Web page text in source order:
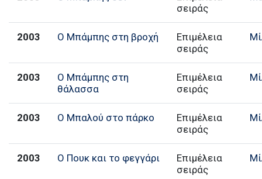
σειράς
2003 Ο Μπάμπης στη βροχή
Επιμέλεια
σειράς
2003
Ο Μπάμπης στη
θάλασσα
Επιμέλεια
σειράς
2003 Ο Μπαλού στο πάρκο
Επιμέλεια
σειράς
2003 Ο Πουκ και το φεγγάρι
Επιμέλεια
σειράς